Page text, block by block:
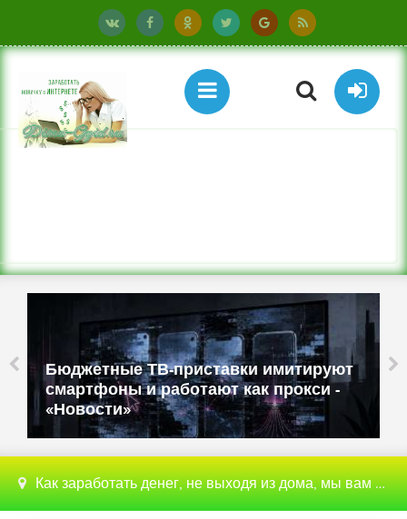
Бюджетные ТВ-приставки имитируют
смартфоны и работают как прокси -
«Новости»
Как заработать денег, не выходя из дома, мы вам поможем с этим разобраться